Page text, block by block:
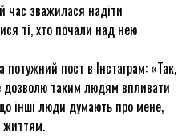
час зважилася надіти
ті, хто почали над нею
потужний пост в Інстаграм: «Так,
дозволю таким людям впливати
інші люди думають про мене,
життям.